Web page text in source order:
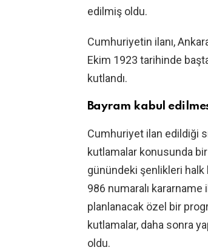
edilmiş oldu.
Cumhuriyetin ilanı,
Ekim 1923 tarihinde
kutlandı.
Bayram kabul
Cumhuriyet ilan edildiği
kutlamalar konusunda
günündeki şenlikleri halk
986 numaralı kararname
planlanacak özel bir
kutlamalar, daha sonra
oldu.